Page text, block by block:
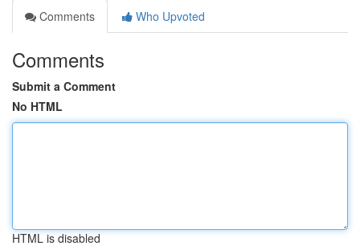
Comments
Who Upvoted
Comments
Submit a Comment
No HTML
HTML is disabled